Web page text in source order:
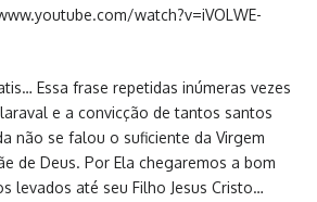
watch?v=iVOLWE-
Essa frase repetidas inúmeras vezes
e a convicção de tantos santos
não se falou o suficiente da Virgem
de Deus. Por Ela chegaremos a bom
levados até seu Filho Jesus Cristo…